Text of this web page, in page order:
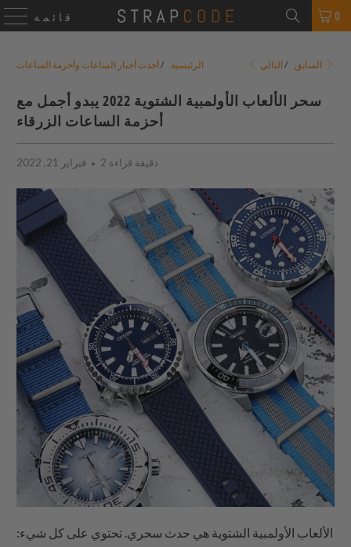
قائمة 0
الرئيسية / أحدث أخبار الساعات وأحزمة الساعات السابق /
سحر الألعاب الأولمبية الشتوية 2022 يبدو أجمل مع
أحزمة الساعات الزرقاء
فبراير 21, 2022 2 دقيقة قراءة
الألعاب الأولمبية الشتوية هي حدث سحري. تحتوي على كل شيء: